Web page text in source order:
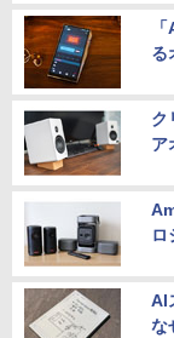
る
ク
ア
ロ
AI
な